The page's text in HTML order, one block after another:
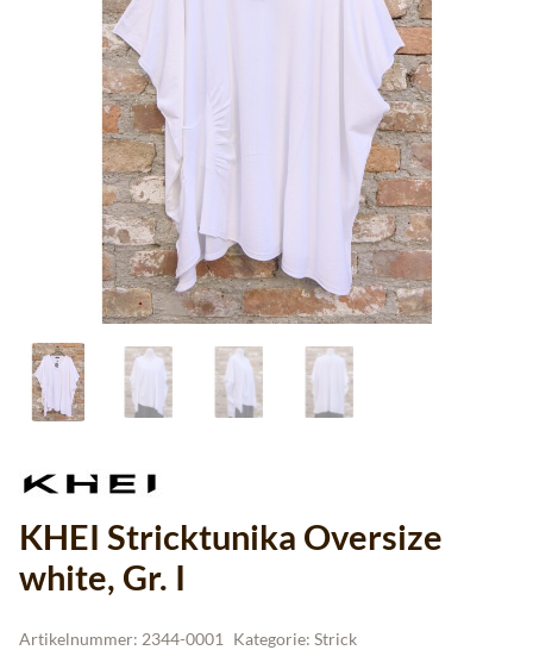
KHEI Stricktunika Oversize
white, Gr. I
Artikelnummer: 2344-0001 Kategorie: Strick